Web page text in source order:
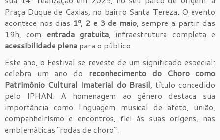
Praça Duque de Caxias, no bairro Santa Tereza. O evento
acontece nos dias 1º, 2 e 3 de maio, sempre a partir das
19h, com entrada gratuita, infraestrutura completa e
acessibilidade plena para o público.
Este ano, o Festival se reveste de um significado especial:
celebra um ano do reconhecimento do Choro como
Patrimônio Cultural Imaterial do Brasil, título concedido
pelo IPHAN. A homenagem ao gênero destaca sua
importância como linguagem musical de afeto, união,
companheirismo e encontros, fiel às suas origens, nas
emblemáticas “rodas de choro”.